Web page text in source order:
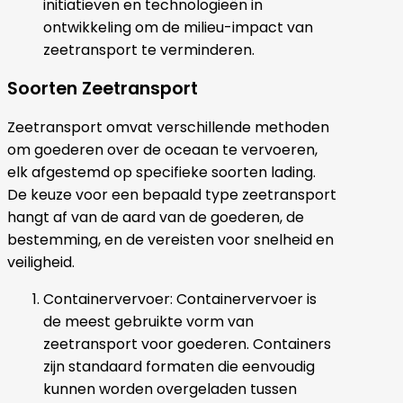
initiatieven en technologieën in
ontwikkeling om de milieu-impact van
zeetransport te verminderen.
Soorten Zeetransport
Zeetransport omvat verschillende methoden
om goederen over de oceaan te vervoeren,
elk afgestemd op specifieke soorten lading.
De keuze voor een bepaald type zeetransport
hangt af van de aard van de goederen, de
bestemming, en de vereisten voor snelheid en
veiligheid.
Containervervoer: Containervervoer is
de meest gebruikte vorm van
zeetransport voor goederen. Containers
zijn standaard formaten die eenvoudig
kunnen worden overgeladen tussen